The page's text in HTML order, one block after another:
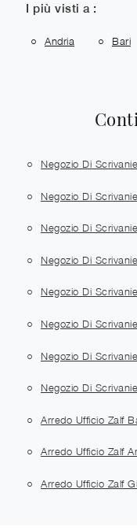
I più visti a :
Andria Bari
Negozio Di
Negozio Di
Negozio Di
Negozio Di
Negozio Di
Negozio Di
Negozio Di
Negozio Di
Arredo Ufficio Zalf
Arredo Ufficio Zalf
Arredo Ufficio Zalf